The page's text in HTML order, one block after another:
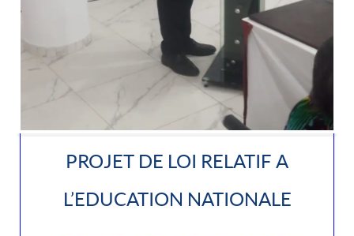
PROJET DE LOI RELATIF A
L’EDUCATION NATIONALE